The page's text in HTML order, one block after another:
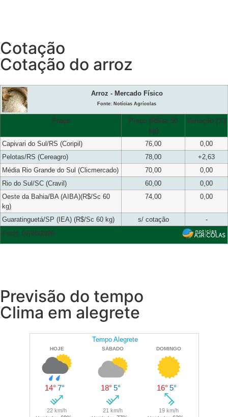
Cotação
Cotação do arroz
Arroz - Mercado Físico
Fonte: Notícias Agrícolas
Praça
Preço (R$/sc 50
kg)
Variação (%)
Capivari do Sul/RS (Coripil) 76,00
0,00
Pelotas/RS (Cereagro)
78,00
+2,63
Média Rio Grande do Sul (Clicmercado)
70,00
0,00
Rio do Sul/SC (Cravil)
60,00
0,00
Oeste da Bahia/BA (AIBA)(R$/Sc 60
kg)
74,00 0,00
Guaratinguetá/SP (IEA) (R$/Sc 60 kg) s/ cotação
-
Fech. 07/08/2026
Previsão do tempo
Clima em alegrete